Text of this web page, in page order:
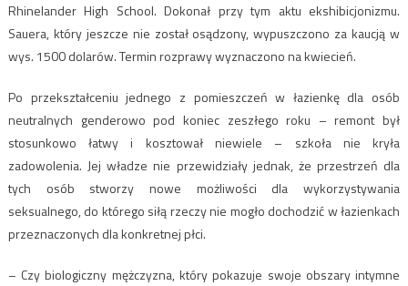
Rhinelander High School. Dokonał przy tym aktu ekshibicjonizmu.
Sauera, który jeszcze nie został osądzony, wypuszczono za kaucją w
wys. 1500 dolarów. Termin rozprawy wyznaczono na kwiecień.
Po przekształceniu jednego z pomieszczeń w łazienkę dla osób
neutralnych genderowo pod koniec zeszłego roku – remont był
stosunkowo łatwy i kosztował niewiele – szkoła nie kryła
zadowolenia. Jej władze nie przewidziały jednak, że przestrzeń dla
tych osób stworzy nowe możliwości dla wykorzystywania
seksualnego, do którego siłą rzeczy nie mogło dochodzić w łazienkach
przeznaczonych dla konkretnej płci.
– Czy biologiczny mężczyzna, który pokazuje swoje obszary intymne